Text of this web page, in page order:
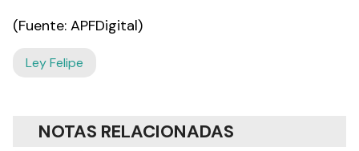
(Fuente: APFDigital)
Ley Felipe
NOTAS RELACIONADAS